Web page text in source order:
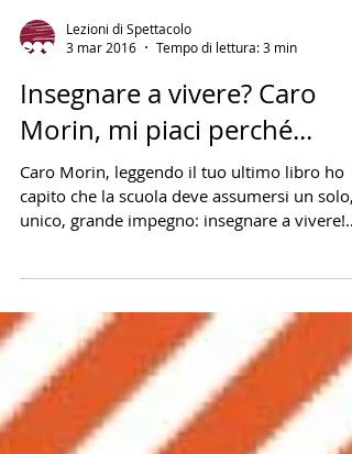
Lezioni di Spettacolo
3 mar 2016
Tempo di lettura: 3 min
Insegnare a vivere? Caro
Morin, mi piaci perché...
unico, grande impegno: insegnare a vivere!
Ok,...